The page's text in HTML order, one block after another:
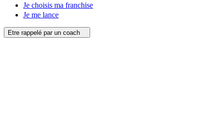
Je choisis ma franchise
Je me lance
Etre rappelé par un coach